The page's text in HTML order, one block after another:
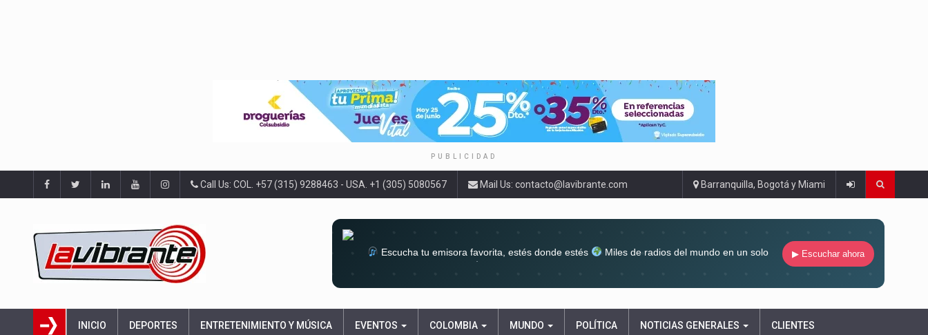
PUBLICIDAD
Call Us: COL. +57 (315) 9288463 - USA. +1 (305) 5080567 Mail Us: contacto@lavibrante.com Barranquilla, Bogotá y Miami
Escucha tu emisora favorita, estés donde estés
Miles de radios del mundo en un solo
▶ Escuchar ahora
INICIO DEPORTES ENTRETENIMIENTO Y MÚSICA EVENTOS COLOMBIA MUNDO POLÍTICA NOTICIAS GENERALES CLIENTES